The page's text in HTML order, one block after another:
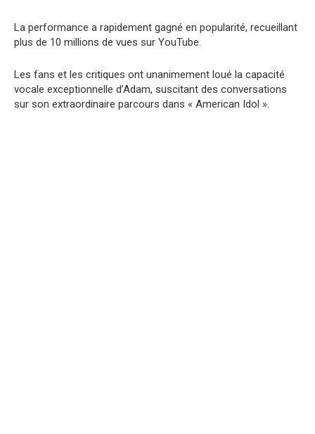
La performance a rapidement gagné en popularité, recueillant
plus de 10 millions de vues sur YouTube.
Les fans et les critiques ont unanimement loué la capacité
vocale exceptionnelle d’Adam, suscitant des conversations
sur son extraordinaire parcours dans « American Idol ».